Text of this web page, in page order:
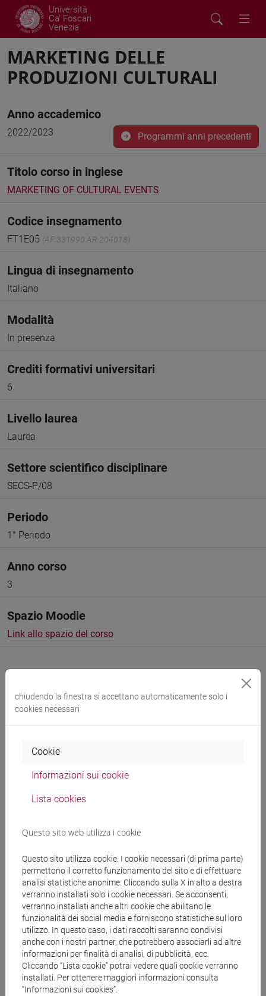
Università
Ca' Foscari
Venezia
MARKETING DELLE
PRODUZIONI CULTURALI
Anno accademico
2022/2023 Programmi anni precedenti
Titolo corso in inglese
MARKETING OF CULTURAL EVENTS
Codice insegnamento
FT1E05 (AF:331990 AR:204018)
Lingua di insegnamento
Italiano
Modalità
In presenza
Crediti formativi universitari
6
Livello laurea
Laurea
Settore scientifico disciplinare
SECS-P/08
Periodo
1° Periodo
Anno corso
3
Spazio Moodle
Link allo spazio del corso
Docenti e corsi di laurea
Materiali didattici
Materiali su Moodle
Corsi di studio e percorsi
[FT1] CONSERVAZIONE E GESTIONE DEI BENI
E DELLE ATTIVITÀ CULTURALI - Laurea
chiudendo la finestra si accettano automaticamente solo i
cookies necessari
Cookie
Informazioni sui cookie
Lista cookies
Questo sito web utilizza i cookie
Questo sito utilizza cookie. I cookie necessari (di prima parte)
permettono il corretto funzionamento del sito e di effettuare
analisi statistiche anonime. Cliccando sulla X in alto a destra
verranno installati solo i cookie necessari. Se acconsenti,
verranno installati anche altri cookie che abilitano le
funzionalità dei social media e forniscono statistiche sul loro
utilizzo. In questo caso, i dati raccolti saranno condivisi
anche con i nostri partner, che potrebbero associarli ad altre
informazioni per finalità di analisi, di pubblicità, ecc.
Cliccando “Lista cookie” potrai vedere quali cookie verranno
installati. Per ottenere maggiori informazioni consulta
“Informazioni sui cookies”.